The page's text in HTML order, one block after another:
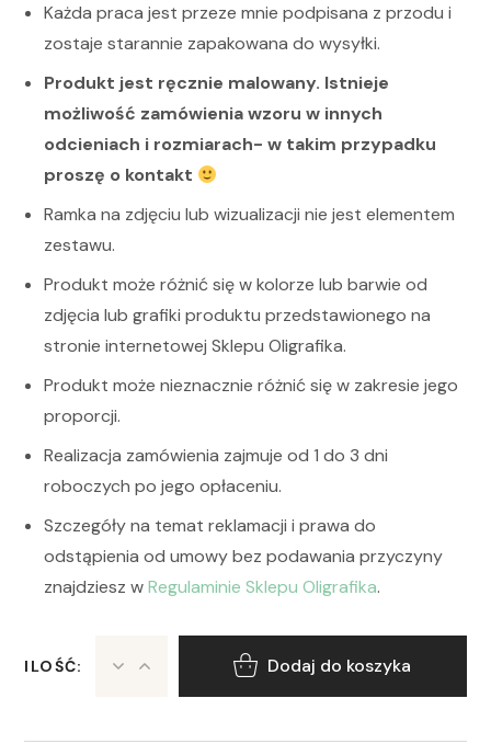
Każda praca jest przeze mnie podpisana z przodu i
zostaje starannie zapakowana do wysyłki.
Produkt jest ręcznie malowany. Istnieje
możliwość zamówienia wzoru w innych
odcieniach i rozmiarach- w takim przypadku
proszę o kontakt
Ramka na zdjęciu lub wizualizacji nie jest elementem
zestawu.
Produkt może różnić się w kolorze lub barwie od
zdjęcia lub grafiki produktu przedstawionego na
stronie internetowej Sklepu Oligrafika.
Produkt może nieznacznie różnić się w zakresie jego
proporcji.
Realizacja zamówienia zajmuje od 1 do 3 dni
roboczych po jego opłaceniu.
Szczegóły na temat reklamacji i prawa do
odstąpienia od umowy bez podawania przyczyny
znajdziesz wRegulaminie Sklepu Oligrafika.
ILOŚĆ: Dodaj do koszyka